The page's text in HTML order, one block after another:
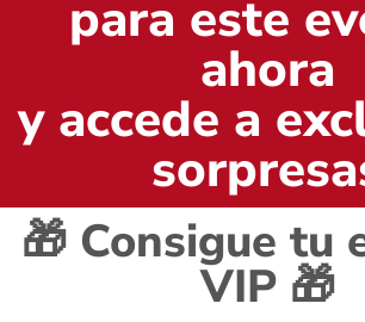
para este
ahora
y accede a
🎁 Consigue tu
VIP 🎁